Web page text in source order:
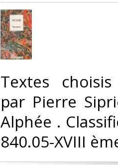
‎Textes
par Pierre
Alphée .
840.05-XVIII